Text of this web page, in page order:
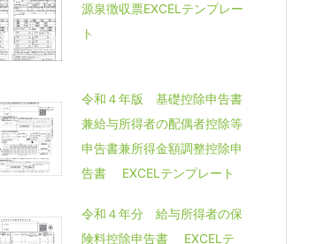
源泉徴収票EXCELテンプレー
ト
令和４年版 基礎控除申告書
兼給与所得者の配偶者控除等
申告書兼所得金額調整控除申
告書 EXCELテンプレート
令和４年分 給与所得者の保
険料控除申告書 EXCELテ